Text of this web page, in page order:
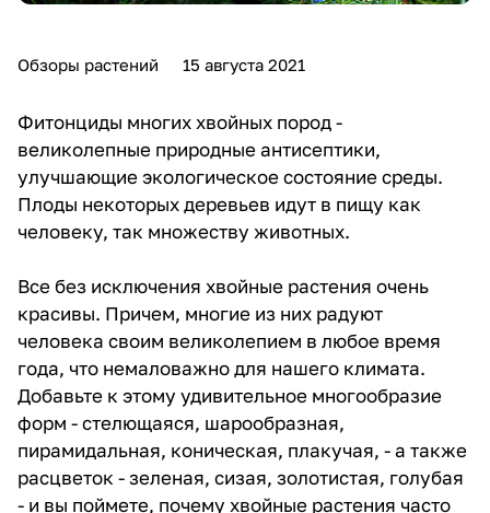
Обзоры растений 15 августа 2021
Фитонциды многих хвойных пород -
великолепные природные антисептики,
улучшающие экологическое состояние среды.
Плоды некоторых деревьев идут в пищу как
человеку, так множеству животных.
Все без исключения хвойные растения очень
красивы. Причем, многие из них радуют
человека своим великолепием в любое время
года, что немаловажно для нашего климата.
Добавьте к этому удивительное многообразие
форм - стелющаяся, шарообразная,
пирамидальная, коническая, плакучая, - а также
расцветок - зеленая, сизая, золотистая, голубая
- и вы поймете, почему хвойные растения часто